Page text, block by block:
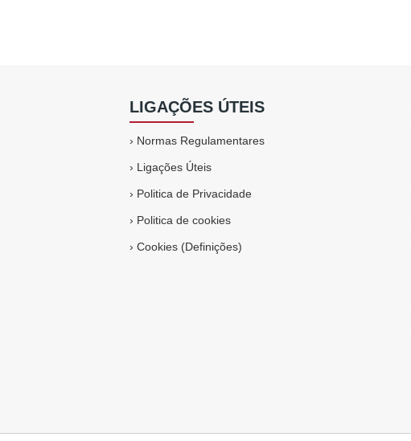
LIGAÇÕES ÚTEIS
› Normas Regulamentares
› Ligações Úteis
› Politica de Privacidade
› Politica de cookies
›Cookies (Definições)